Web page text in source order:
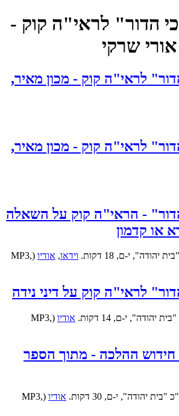
הדור" לראי"ה קוק -
שרקי
לראי"ה קוק - מכון מאיר,
לראי"ה קוק - מכון מאיר,
- הראי"ה קוק על השאלה
או קדמון
י-ם, 18 דקות. וידאו, אודיו (MP3,
לראי"ה קוק על דיני נידה
י-ם, 14 דקות. אודיו (MP3,
ההלכה - מתוך הספר
יהודה", י-ם, 30 דקות. אודיו (MP3,